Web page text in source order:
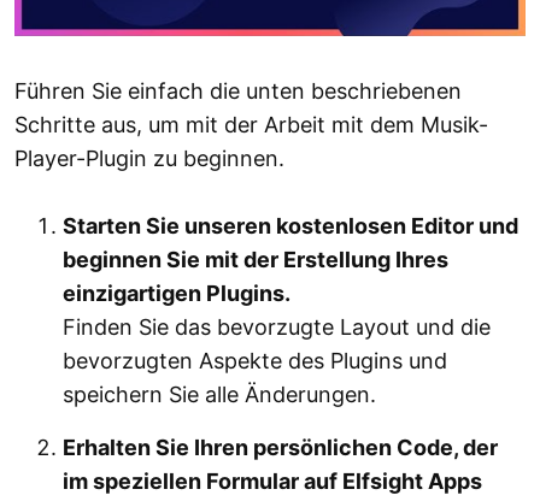
Führen Sie einfach die unten beschriebenen
Schritte aus, um mit der Arbeit mit dem Musik-
Player-Plugin zu beginnen.
Starten Sie unseren kostenlosen Editor und
beginnen Sie mit der Erstellung Ihres
einzigartigen Plugins.
Finden Sie das bevorzugte Layout und die
bevorzugten Aspekte des Plugins und
speichern Sie alle Änderungen.
Erhalten Sie Ihren persönlichen Code, der
im speziellen Formular auf Elfsight Apps